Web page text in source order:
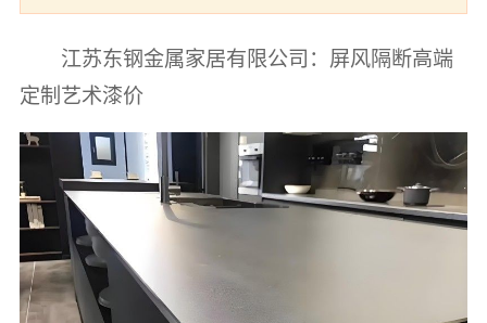
江苏东钢金属家居有限公司：屏风隔断高端
定制艺术漆价